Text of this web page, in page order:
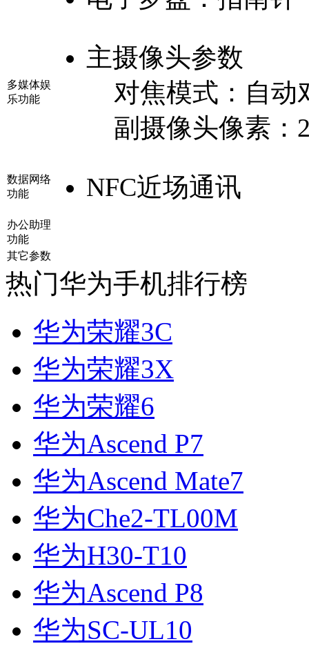
多媒体娱
乐功能
主摄像头参数
对焦模式： 自动
副摄像头像素：
数据网络
功能
NFC近场通讯
办公助理
功能
其它参数
热门华为手机排行榜
华为荣耀3C
华为荣耀3X
华为荣耀6
华为Ascend P7
华为Ascend Mate7
华为Che2-TL00M
华为H30-T10
华为Ascend P8
华为SC-UL10